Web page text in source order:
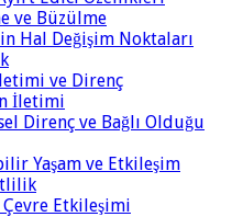
ve Büzülme
Hal Değişim Noktaları
ve Direnç
İletimi
Direnç ve Bağlı Olduğu
Yaşam ve Etkileşim
Çevre Etkileşimi